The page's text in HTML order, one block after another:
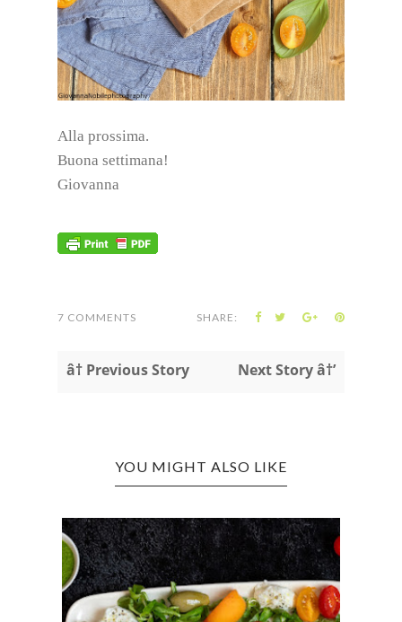
Alla prossima.
Buona settimana!
Giovanna
7 COMMENTS SHARE:
â† Previous Story Next Story â†’
YOU MIGHT ALSO LIKE